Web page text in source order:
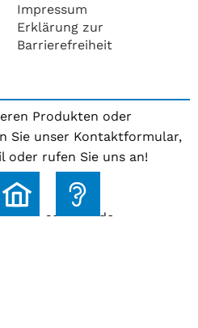
Impressum
Erklärung zur
Barrierefreiheit
Produkten oder
Sie unser Kontaktformular,
oder rufen Sie uns an!
schmitz.de